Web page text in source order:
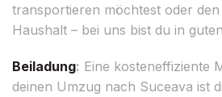
transportieren möchtest oder
Haushalt – bei uns bist du in
Beiladung: Eine kosteneffiziente
deinen Umzug nach Suceava ist